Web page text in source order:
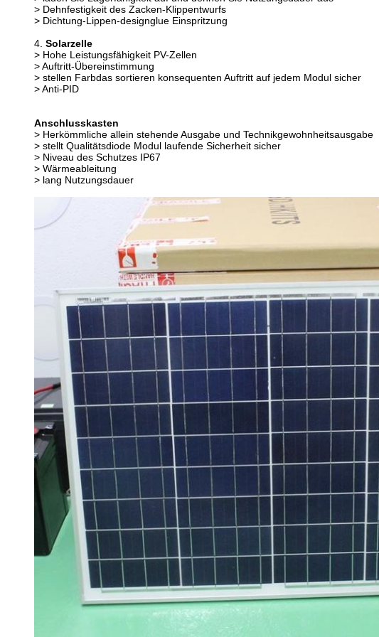
> Dehnfestigkeit des Zacken-Klippentwurfs
> Dichtung-Lippen-designglue Einspritzung
4. Solarzelle
> Hohe Leistungsfähigkeit PV-Zellen
> Auftritt-Übereinstimmung
> stellen Farbdas sortieren konsequenten Auftritt auf jedem Modul sicher
> Anti-PID
Anschlusskasten
> Herkömmliche allein stehende Ausgabe und Technikgewohnheitsausgabe
> stellt Qualitätsdiode Modul laufende Sicherheit sicher
> Niveau des Schutzes IP67
> Wärmeableitung
> lang Nutzungsdauer